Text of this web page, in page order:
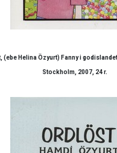
(ebe Helina Özyurt) Fanny i
Stockholm, 2007, 24 r.